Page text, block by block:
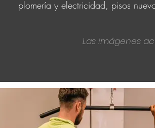
plomería y electricidad, pisos
Las imágenes